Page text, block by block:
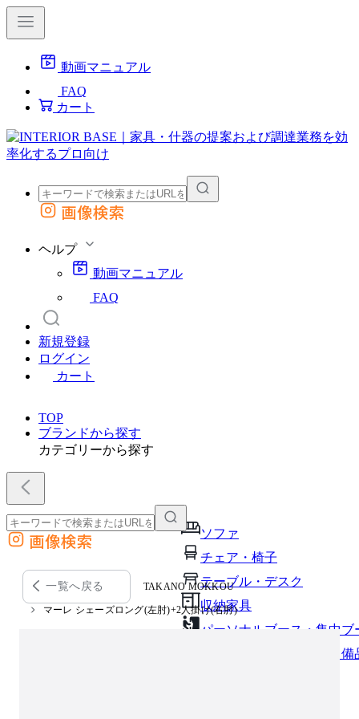
動画マニュアル
FAQ
カート
外部サイトの商品をカートに追加
画像検索
ヘルプ
動画マニュアル
FAQ
新規登録
ログイン
カート
TOP
ブランドから探す
カテゴリーから探す
ソファ
チェア・椅子
テーブル・デスク
収納家具
パーソナルブース・集中ブ
オフィスアクセサリー・備
外部サイトの商品をカートに追加
他のサイトで見つけた商品ページのURLを貼り付けて、カートに追加できます
画像検索
一覧へ戻る TAKANO MOKKOU
マーレ シェーズロング(左肘)+2人掛け(右肘)